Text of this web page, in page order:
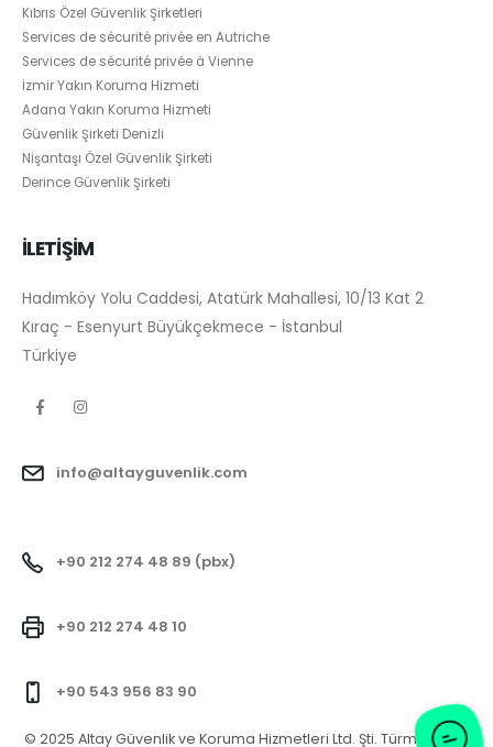
Kıbrıs Özel Güvenlik Şirketleri
Services de sécurité privée en Autriche
Services de sécurité privée à Vienne
İzmir Yakın Koruma Hizmeti
Adana Yakın Koruma Hizmeti
Güvenlik Şirketi Denizli
Nişantaşı Özel Güvenlik Şirketi
Derince Güvenlik Şirketi
İLETİŞİM
Hadımköy Yolu Caddesi, Atatürk Mahallesi, 10/13 Kat 2
Kıraç - Esenyurt Büyükçekmece - İstanbul
Türkiye
info@altayguvenlik.com
+90 212 274 48 89 (pbx)
+90 212 274 48 10
+90 543 956 83 90
© 2025 Altay Güvenlik ve Koruma Hizmetleri Ltd. Şti. Türm Hakları